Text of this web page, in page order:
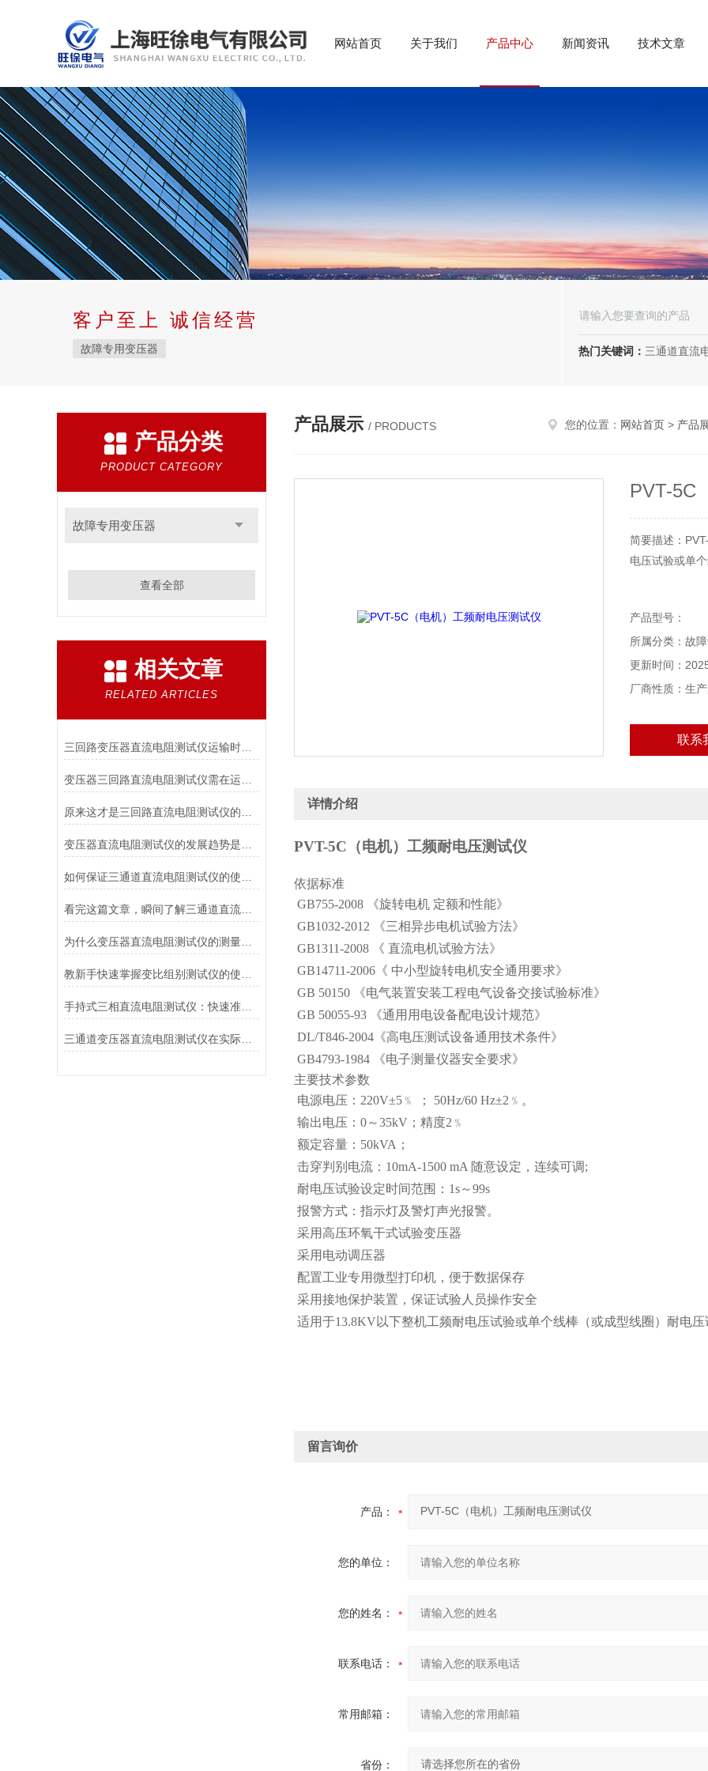
网站首页 关于我们 产品中心 新闻资讯 技术文章
客户至上 诚信经营
故障专用变压器 热门关键词： 三通道直流电阻测试仪
产品分类
PRODUCT CATEGORY
故障专用变压器
查看全部
相关文章
RELATED ARTICLES
三回路变压器直流电阻测试仪运输时需要注意的要点
看完这篇文章，瞬间了解三通道直流电阻测试仪了！
为什么变压器直流电阻测试仪的测量数值会不稳？
手持式三相直流电阻测试仪：快速准确测量电阻的工具
三通道变压器直流电阻测试仪在实际工程中的应用有哪些？
产品展示 / PRODUCTS 您的位置： 网站首页 > 产品
PVT-5C
简要描述：
电压试验或单
产品型号：
所属分类：故
更新时间：
厂商性质：生
联系
详情介绍
PVT-5C（电机）工频耐电压测试仪
依据标准
GB755-2008 《旋转电机 定额和性能》
GB1032-2012 《三相异步电机试验方法》
GB1311-2008 《 直流电机试验方法》
GB14711-2006《 中小型旋转电机安全通用要求》
GB 50150 《电气装置安装工程电气设备交接试验标准》
GB 50055-93 《通用用电设备配电设计规范》
DL/T846-2004《高电压测试设备通用技术条件》
GB4793-1984 《电子测量仪器安全要求》
主要技术参数
电源电压：220V±5﹪ ； 50Hz/60 Hz±2﹪。
输出电压：0～35kV；精度2﹪
额定容量：50kVA；
击穿判别电流：10mA-1500 mA 随意设定，连续可调;
耐电压试验设定时间范围：1s～99s
报警方式：指示灯及警灯声光报警。
采用高压环氧干式试验变压器
采用电动调压器
配置工业专用微型打印机，便于数据保存
采用接地保护装置，保证试验人员操作安全
适用于13.8KV以下整机工频耐电压试验或单个线棒（或成型线圈）耐电压
留言询价
产品：
您的单位：
您的姓名：
联系电话：
常用邮箱：
省份：